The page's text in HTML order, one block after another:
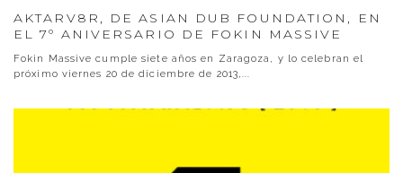
AKTARV8R, DE ASIAN DUB FOUNDATION, EN
EL 7º ANIVERSARIO DE FOKIN MASSIVE
Fokin Massive cumple siete años en Zaragoza, y lo celebran el
próximo viernes 20 de diciembre de 2013,...